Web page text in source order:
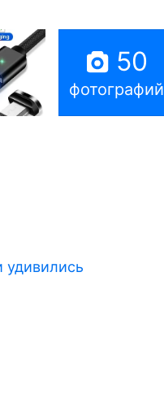
50
фотографий
удивились